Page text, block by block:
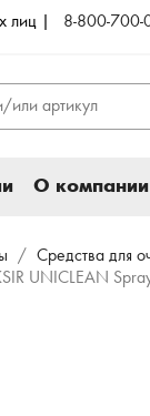
лиц | 8-800-700-
О компании
Средства для
UNICLEAN